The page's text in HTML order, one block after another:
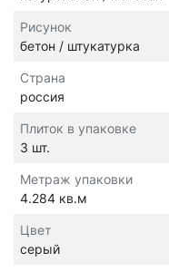
Рисунок
бетон / штукатурка
Страна
россия
Плиток в упаковке
3 шт.
Метраж упаковки
4.284 кв.м
Цвет
серый